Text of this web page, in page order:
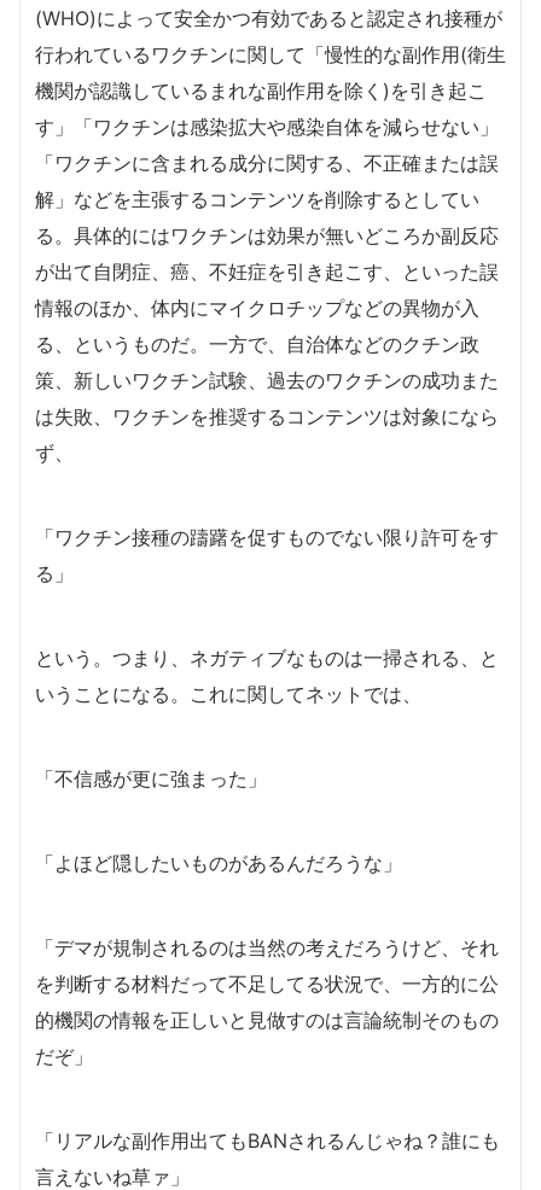
(WHO)によって安全かつ有効であると認定され接種が
行われているワクチンに関して「慢性的な副作用(衛生
機関が認識しているまれな副作用を除く)を引き起こ
す」「ワクチンは感染拡大や感染自体を減らせない」
「ワクチンに含まれる成分に関する、不正確または誤
解」などを主張するコンテンツを削除するとしてい
る。具体的にはワクチンは効果が無いどころか副反応
が出て自閉症、癌、不妊症を引き起こす、といった誤
情報のほか、体内にマイクロチップなどの異物が入
る、というものだ。一方で、自治体などのクチン政
策、新しいワクチン試験、過去のワクチンの成功また
は失敗、ワクチンを推奨するコンテンツは対象になら
ず、
「ワクチン接種の躊躇を促すものでない限り許可をす
る」
という。つまり、ネガティブなものは一掃される、と
いうことになる。これに関してネットでは、
「不信感が更に強まった」
「よほど隠したいものがあるんだろうな」
「デマが規制されるのは当然の考えだろうけど、それ
を判断する材料だって不足してる状況で、一方的に公
的機関の情報を正しいと見做すのは言論統制そのもの
だぞ」
「リアルな副作用出てもBANされるんじゃね？誰にも
言えないね草ァ」